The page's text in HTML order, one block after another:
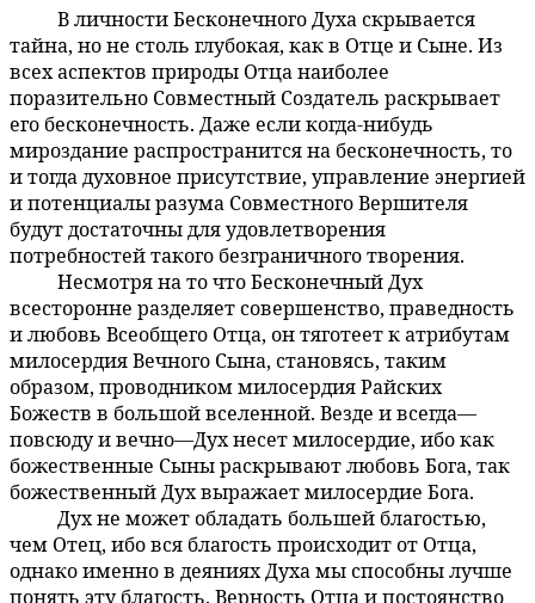
В личности Бесконечного Духа скрывается
тайна, но не столь глубокая, как в Отце и Сыне. Из
всех аспектов природы Отца наиболее
поразительно Совместный Создатель раскрывает
его бесконечность. Даже если когда-нибудь
мироздание распространится на бесконечность, то
и тогда духовное присутствие, управление энергией
и потенциалы разума Совместного Вершителя
будут достаточны для удовлетворения
потребностей такого безграничного творения.
Несмотря на то что Бесконечный Дух
всесторонне разделяет совершенство, праведность
и любовь Всеобщего Отца, он тяготеет к атрибутам
милосердия Вечного Сына, становясь, таким
образом, проводником милосердия Райских
Божеств в большой вселенной. Везде и всегда—
повсюду и вечно—Дух несет милосердие, ибо как
божественные Сыны раскрывают любовь Бога, так
божественный Дух выражает милосердие Бога.
Дух не может обладать большей благостью,
чем Отец, ибо вся благость происходит от Отца,
однако именно в деяниях Духа мы способны лучше
понять эту благость. Верность Отца и постоянство